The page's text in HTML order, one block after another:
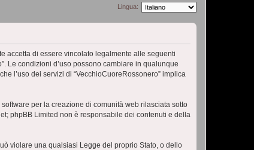
Lingua:
accetta di essere vincolato legalmente alle seguenti
Le condizioni d’uso possono cambiare in qualunque
l’uso dei servizi di “VecchioCuoreRossonero” implica
software per la creazione di comunità web rilasciata sotto
phpBB Limited non è responsabile dei contenuti e della
violare una qualsiasi Legge del proprio Stato, o dello